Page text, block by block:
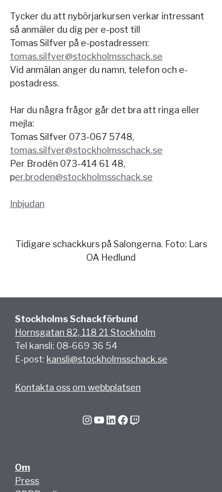
Tycker du att nybörjarkursen verkar intressant
så anmäler du dig per e-post till
Tomas Silfver på e-postadressen:
tomas.silfver@stockholmsschack.se
Vid anmälan anger du namn, telefon och e-
postadress.
Har du några frågor går det bra att ringa eller
mejla:
Tomas Silfver 073-067 5748,
tomas.silfver@stockholmsschack.se
Per Brodén 073-414 61 48,
per.broden@stockholmsschack.se
Inbjudan
Tidigare schackkurs på Salongerna. Foto: Lars
OA Hedlund
Stockholms Schackförbund
Hornsgatan 82, 118 21 Stockholm
Tel kansli: 08-669 36 54
E-post: kansli@stockholmsschack.se
Kontakta oss om webbplatsen
InstagramYouTube LinkedIn Facebook Twitch
Om
Press